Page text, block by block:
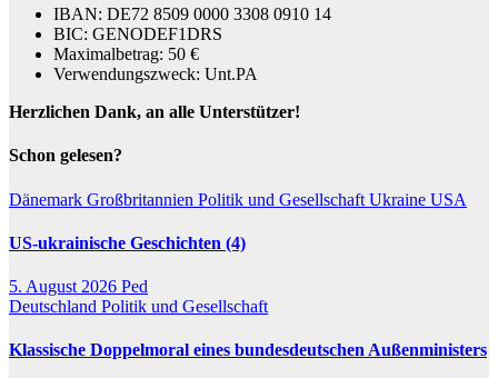
IBAN: DE72 8509 0000 3308 0910 14
BIC: GENODEF1DRS
Maximalbetrag: 50 €
Verwendungszweck: Unt.PA
Herzlichen Dank, an alle Unterstützer!
Schon gelesen?
Dänemark Großbritannien Politik und Gesellschaft Ukraine USA
US-ukrainische Geschichten (4)
5. August 2026 Ped
Deutschland Politik und Gesellschaft
Klassische Doppelmoral eines bundesdeutschen Außenministers